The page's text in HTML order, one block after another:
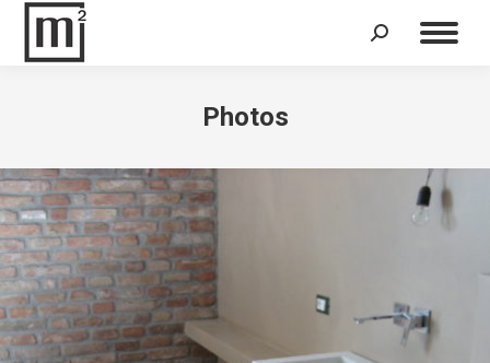
Search:
Photos